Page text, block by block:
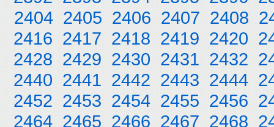
2404 2405 2406 2407 2408
2416 2417 2418 2419 2420
2428 2429 2430 2431 2432
2440 2441 2442 2443 2444
2452 2453 2454 2455 2456
2464 2465 2466 2467 2468